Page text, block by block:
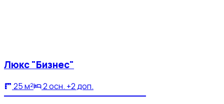
Люкс "Бизнес"
25 м² 2 осн. +2 доп.